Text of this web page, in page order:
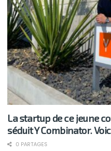
La startup de ce jeune
séduit Y Combinator.
0 PARTAGES